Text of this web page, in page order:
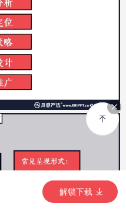
解锁下载 (389次)
解锁下载